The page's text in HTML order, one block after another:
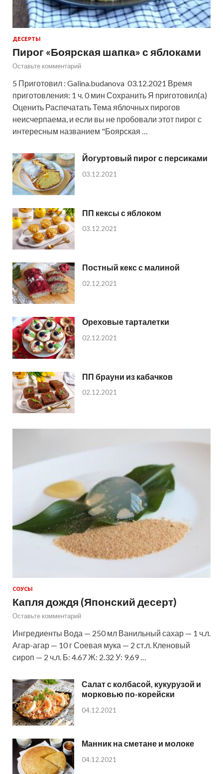
ДЕСЕРТЫ
Пирог «Боярская шапка» с яблоками
Оставьте комментарий
5 Приготовил : Galina.budanova 03.12.2021 Время
приготовления: 1 ч. 0 мин Сохранить Я приготовил(а)
Оценить Распечатать Тема яблочных пирогов
неисчерпаема, и если вы не пробовали этот пирог с
интересным названием "Боярская …
Йогуртовый пирог с персиками
03.12.2021
ПП кексы с яблоком
03.12.2021
Постный кекс с малиной
02.12.2021
Ореховые тарталетки
02.12.2021
ПП брауни из кабачков
02.12.2021
СОУСЫ
Капля дождя (Японский десерт)
Оставьте комментарий
Ингредиенты Вода — 250 мл Ванильный сахар — 1 ч.л.
Агар-агар — 10 г Соевая мука — 2 ст.л. Кленовый
сироп — 2 ч.л. Б: 4.67 Ж: 2.32 У: 9.69 …
Салат с колбасой, кукурузой и
морковью по-корейски
04.12.2021
Манник на сметане и молоке
04.12.2021